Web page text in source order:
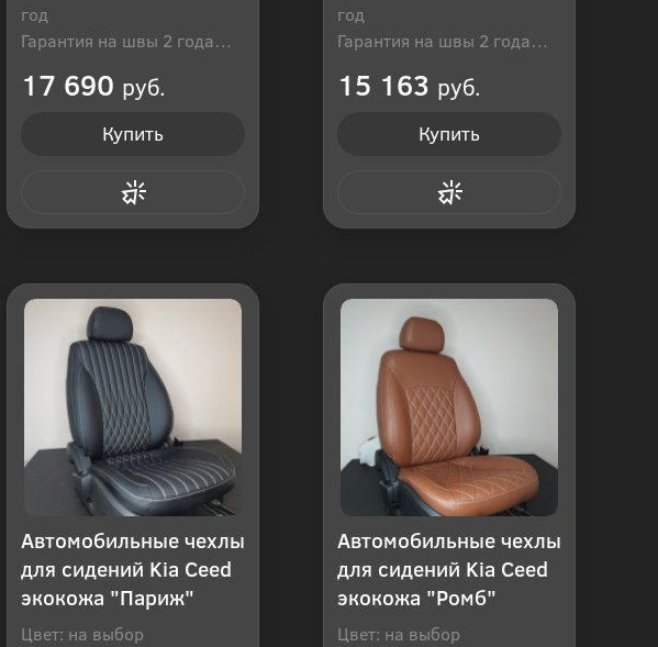
год
Гарантия на швы 2 года
17 690 руб.
Купить
год
Гарантия на швы 2 года
15 163 руб.
Купить
Автомобильные чехлы
для сидений Kia Ceed
экокожа "Париж"
Цвет: на выбор
Автомобильные чехлы
для сидений Kia Ceed
экокожа "Ромб"
Цвет: на выбор